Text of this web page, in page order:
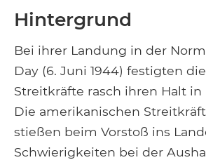
Hintergrund
Bei ihrer Landung in der
Day (6. Juni 1944) festigten
Streitkräfte rasch ihren Halt in
Die amerikanischen
stießen beim Vorstoß ins
Schwierigkeiten bei der